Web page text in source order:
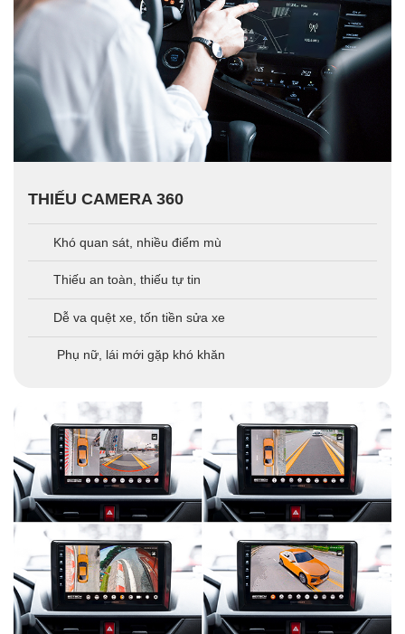
THIẾU CAMERA 360
Khó quan sát, nhiều điểm mù
Thiếu an toàn, thiếu tự tin
Dễ va quệt xe, tốn tiền sửa xe
Phụ nữ, lái mới gặp khó khăn